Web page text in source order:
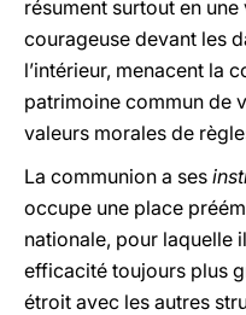
résument surtout en
courageuse devant les
l’intérieur, menacent la
patrimoine commun de
valeurs morales de
La communion a ses
occupe une place
nationale, pour laquelle
efficacité toujours plus
étroit avec les autres